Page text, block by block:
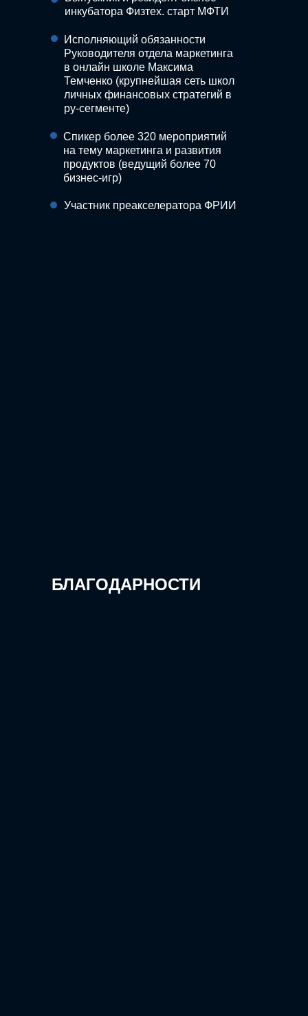
Спикер более 320 мероприятий
на тему маркетинга и развития
продуктов (ведущий более 70
бизнес-игр)
Участник преакселератора ФРИИ
Исполняющий обязанности
Руководителя отдела маркетинга
в онлайн школе Максима
Темченко (крупнейшая сеть школ
личных финансовых стратегий в
ру-сегменте)
инкубатора Физтех. старт МФТИ
БЛАГОДАРНОСТИ